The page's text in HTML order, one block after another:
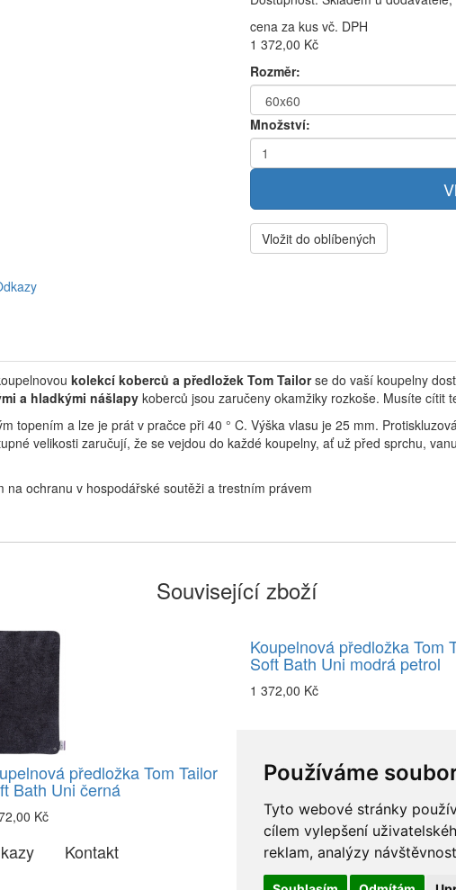
Používáme
Tyto webové stránky
cílem vylepšení
reklam, analýzy
cena za kus vč. DPH
1 372,00 Kč
Rozměr:
Množství:
Vložit do oblíbených
kolekcí koberců a předložek Tom Tailorse do vaší koupelny
a hladkými nášlapy koberců jsou zaručeny okamžiky rozkoše. Musíte cítit
topením a lze je prát v pračce při 40 ° C. Výška vlasu je 25 mm.
velikosti zaručují, že se vejdou do každé koupelny, ať už před sprchu,
ochranu v hospodářské soutěži a trestním právem
Související zboží
předložka Tom Tailor
Bath Uni černá
Kč
Koupelnová předložka Tom
Soft Bath Uni modrá petrol
1 372,00 Kč
Kontakt